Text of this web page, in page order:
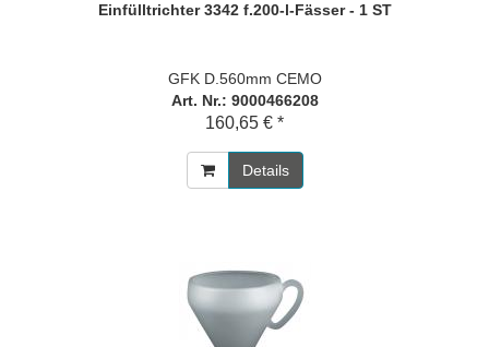
Einfülltrichter 3342 f.200-l-Fässer - 1 ST
GFK D.560mm CEMO
Art. Nr.: 9000466208
160,65 € *
Details